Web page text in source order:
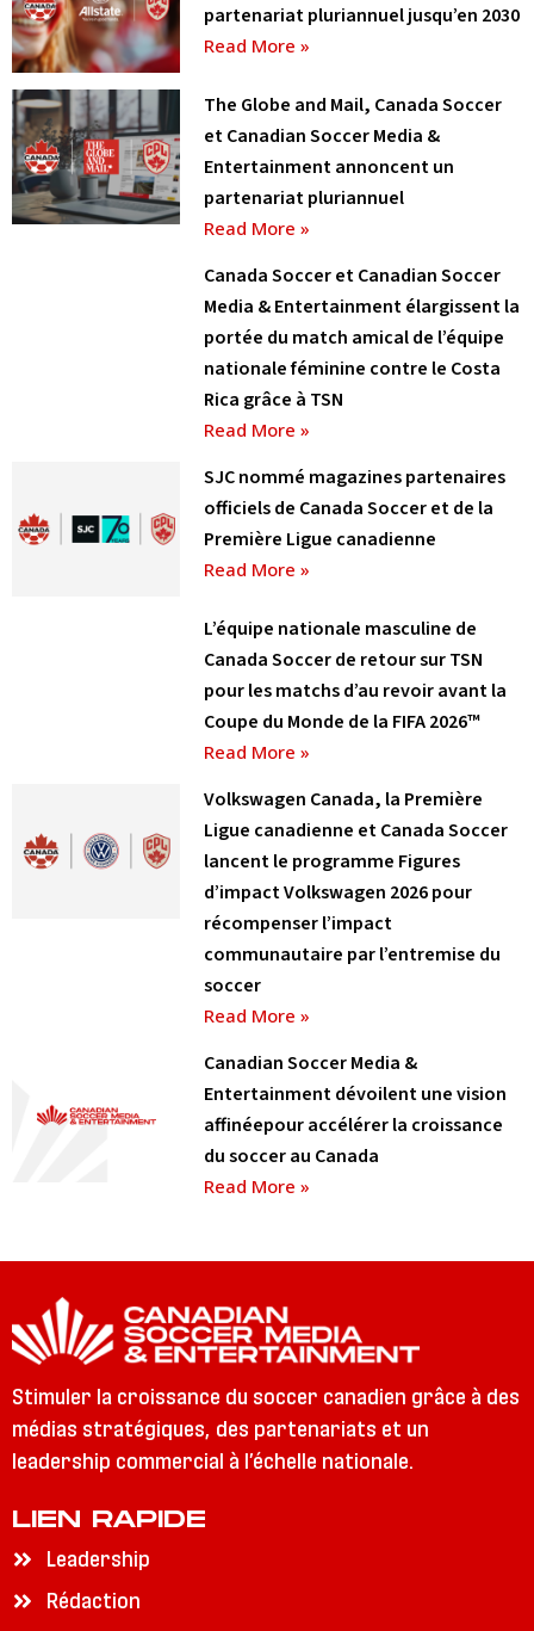
partenariat pluriannuel jusqu’en 2030
Read More »
The Globe and Mail, Canada Soccer
et Canadian Soccer Media &
Entertainment annoncent un
partenariat pluriannuel
Read More »
Canada Soccer et Canadian Soccer
Media & Entertainment élargissent la
portée du match amical de l’équipe
nationale féminine contre le Costa
Rica grâce à TSN
Read More »
SJC nommé magazines partenaires
officiels de Canada Soccer et de la
Première Ligue canadienne
Read More »
L’équipe nationale masculine de
Canada Soccer de retour sur TSN
pour les matchs d’au revoir avant la
Coupe du Monde de la FIFA 2026™
Read More »
Volkswagen Canada, la Première
Ligue canadienne et Canada Soccer
lancent le programme Figures
d’impact Volkswagen 2026 pour
récompenser l’impact
communautaire par l’entremise du
soccer
Read More »
Canadian Soccer Media &
Entertainment dévoilent une vision
affinéepour accélérer la croissance
du soccer au Canada
Read More »
Stimuler la croissance du soccer canadien grâce à des
médias stratégiques, des partenariats et un
leadership commercial à l’échelle nationale.
LIEN RAPIDE
Leadership
Rédaction